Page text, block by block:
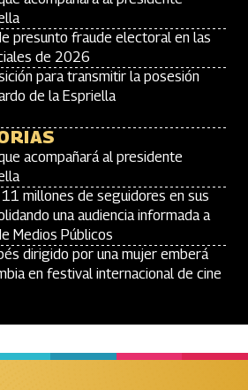
presunto fraude electoral en las
de 2026
para transmitir la posesión
de la Espriella
acompañará al presidente
millones de seguidores en sus
una audiencia informada a
Medios Públicos
dirigido por una mujer emberá
en festival internacional de cine